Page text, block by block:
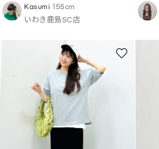
Kasumi 155cm
いわき鹿島SC店